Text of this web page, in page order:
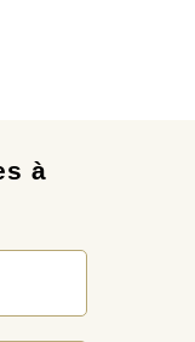
à